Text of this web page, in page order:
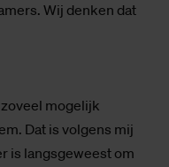
Wij denken dat
mogelijk
Dat is volgens mij
is langsgeweest om